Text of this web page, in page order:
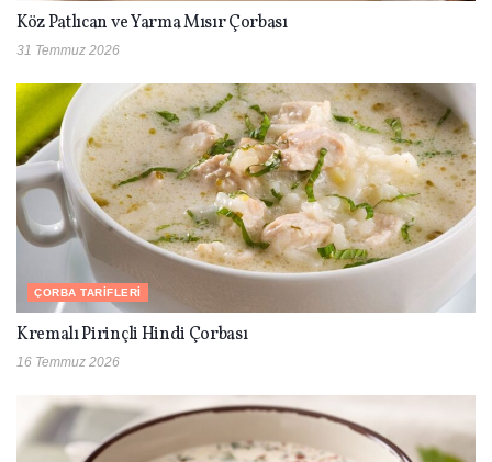
Köz Patlıcan ve Yarma Mısır Çorbası
31 Temmuz 2026
ÇORBA TARIFLERI
Kremalı Pirinçli Hindi Çorbası
16 Temmuz 2026